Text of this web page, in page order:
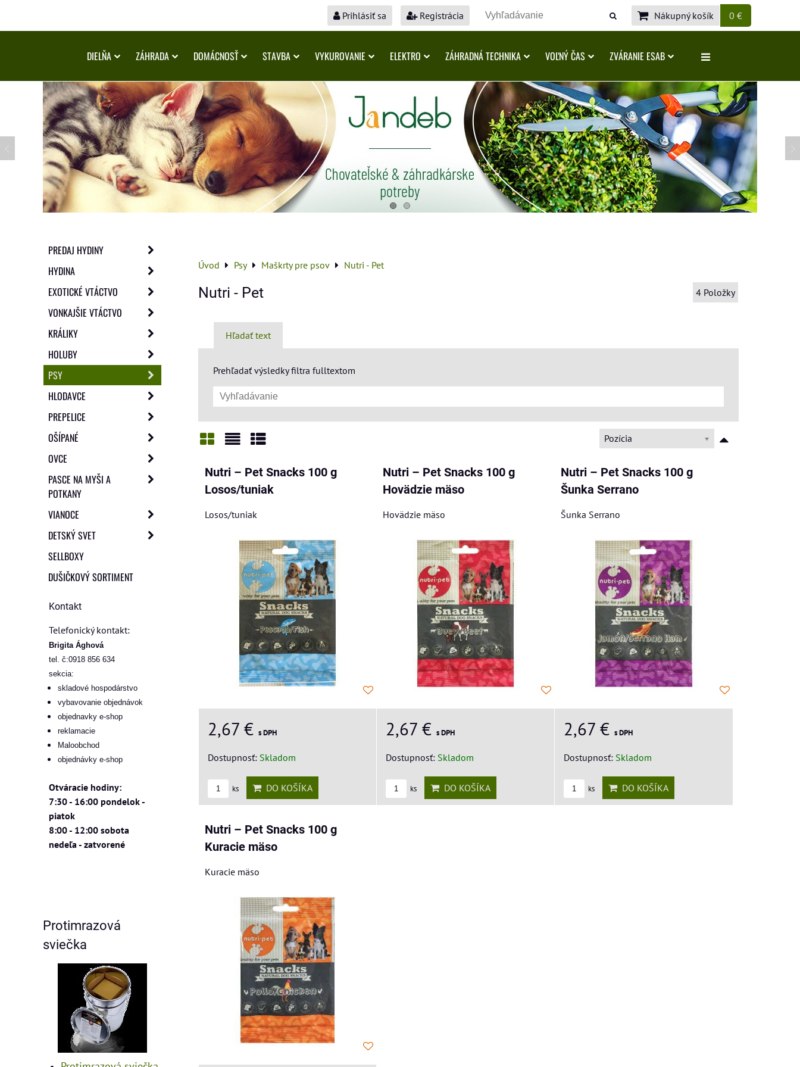
Prihlásiť sa Registrácia Nákupný košík 0 €
DIELŇA ZÁHRADA DOMÁCNOSŤ STAVBA VYKUROVANIE ELEKTRO ZÁHRADNÁ TECHNIKA VOĽNÝ ČAS ZVÁRANIE ESAB
Úvod Psy Maškrty pre psov Nutri - Pet
Nutri - Pet 4 Položky
Hľadať text
Prehľadať výsledky filtra fulltextom
Pozícia
Nutri – Pet Snacks 100 g
Losos/tuniak
Losos/tuniak
2,67 € s DPH
Dostupnosť: Skladom
ks DO KOŠÍKA
Nutri – Pet Snacks 100 g
Hovädzie mäso
Hovädzie mäso
2,67 € s DPH
Dostupnosť: Skladom
ks DO KOŠÍKA
Nutri – Pet Snacks 100 g
Šunka Serrano
Šunka Serrano
2,67 €s DPH
Dostupnosť: Skladom
ks DO KOŠÍKA
Nutri – Pet Snacks 100 g
Kuracie mäso
Kuracie mäso
PREDAJ HYDINY
HYDINA
EXOTICKÉ VTÁCTVO
VONKAJŠIE VTÁCTVO
KRÁLIKY
HOLUBY
PSY
HLODAVCE
PREPELICE
OŠÍPANÉ
OVCE
PASCE NA MYŠI A
POTKANY
VIANOCE
DETSKÝ SVET
SELLBOXY
DUŠIČKOVÝ SORTIMENT
Kontakt
Telefonický kontakt:
Brigita Ághová
tel. č:0918 856 634
sekcia:
skladové hospodárstvo
vybavovanie objednávok
objednavky e-shop
reklamacie
Maloobchod
objednávky e-shop
Otváracie hodiny:
7:30 - 16:00 pondelok -
piatok
8:00 - 12:00 sobota
nedeľa - zatvorené
Protimrazová
sviečka